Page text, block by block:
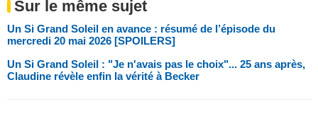
Sur le même sujet
Un Si Grand Soleil en avance : résumé de l’épisode du
mercredi 20 mai 2026 [SPOILERS]
Un Si Grand Soleil : "Je n'avais pas le choix"... 25 ans après,
Claudine révèle enfin la vérité à Becker